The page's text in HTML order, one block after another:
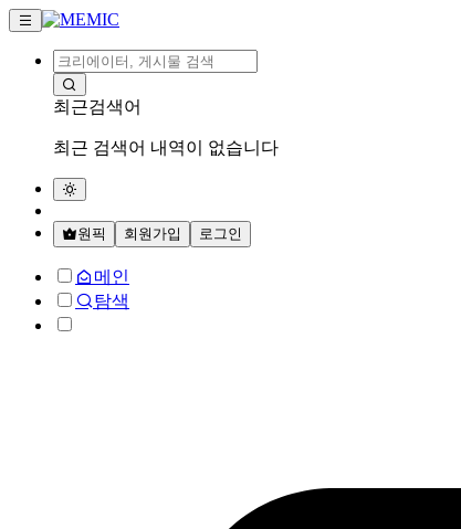
최근검색어
최근 검색어 내역이 없습니다
원픽 회원가입 로그인
메인
탐색